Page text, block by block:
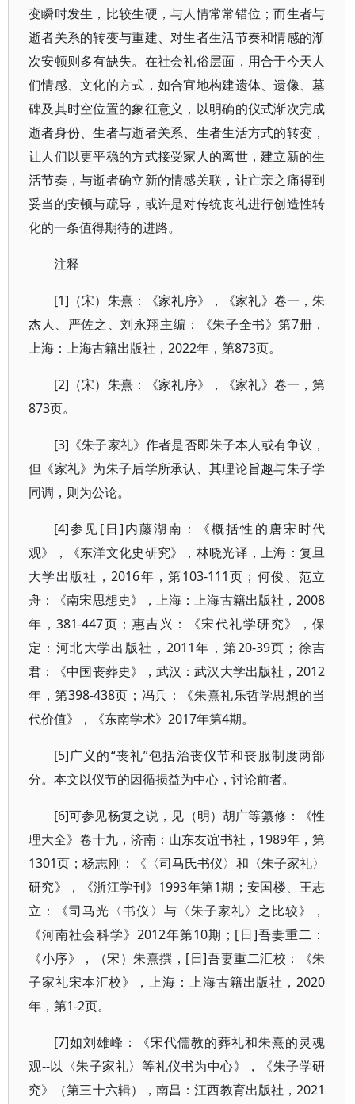
变瞬时发生，比较生硬，与人情常常错位；而生者与
逝者关系的转变与重建、对生者生活节奏和情感的渐
次安顿则多有缺失。在社会礼俗层面，用合于今天人
们情感、文化的方式，如合宜地构建遗体、遗像、墓
碑及其时空位置的象征意义，以明确的仪式渐次完成
逝者身份、生者与逝者关系、生者生活方式的转变，
让人们以更平稳的方式接受家人的离世，建立新的生
活节奏，与逝者确立新的情感关联，让亡亲之痛得到
妥当的安顿与疏导，或许是对传统丧礼进行创造性转
化的一条值得期待的进路。
注释
[1]（宋）朱熹：《家礼序》，《家礼》卷一，朱
杰人、严佐之、刘永翔主编：《朱子全书》第7册，
上海：上海古籍出版社，2022年，第873页。
[2]（宋）朱熹：《家礼序》，《家礼》卷一，第
873页。
[3]《朱子家礼》作者是否即朱子本人或有争议，
但《家礼》为朱子后学所承认、其理论旨趣与朱子学
同调，则为公论。
[4]参见[日]内藤湖南：《概括性的唐宋时代
观》，《东洋文化史研究》，林晓光译，上海：复旦
大学出版社，2016年，第103-111页；何俊、范立
舟：《南宋思想史》，上海：上海古籍出版社，2008
年，381-447页；惠吉兴：《宋代礼学研究》，保
定：河北大学出版社，2011年，第20-39页；徐吉
君：《中国丧葬史》，武汉：武汉大学出版社，2012
年，第398-438页；冯兵：《朱熹礼乐哲学思想的当
代价值》，《东南学术》2017年第4期。
[5]广义的“丧礼”包括治丧仪节和丧服制度两部
分。本文以仪节的因循损益为中心，讨论前者。
[6]可参见杨复之说，见（明）胡广等纂修：《性
理大全》卷十九，济南：山东友谊书社，1989年，第
1301页；杨志刚：《〈司马氏书仪〉和〈朱子家礼〉
研究》，《浙江学刊》1993年第1期；安国楼、王志
立：《司马光〈书仪〉与〈朱子家礼〉之比较》，
《河南社会科学》2012年第10期；[日]吾妻重二：
《小序》，（宋）朱熹撰，[日]吾妻重二汇校：《朱
子家礼宋本汇校》，上海：上海古籍出版社，2020
年，第1-2页。
[7]如刘雄峰：《宋代儒教的葬礼和朱熹的灵魂
观--以〈朱子家礼〉等礼仪书为中心》，《朱子学研
究》（第三十六辑），南昌：江西教育出版社，2021